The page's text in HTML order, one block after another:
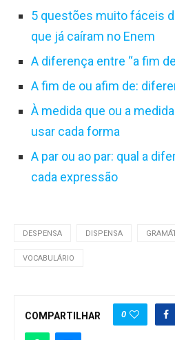
5 questões muito fáceis
que já caíram no Enem
A diferença entre “a fim
A fim de ou afim de:
À medida que ou a
usar cada forma
A par ou ao par: qual a
cada expressão
DESPENSA DISPENSA
VOCABULÁRIO
COMPARTILHAR 0